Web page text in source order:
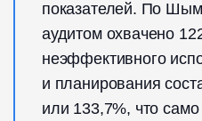
показателей. По
аудитом охвачено
неэффективного
и планирования
или 133,7%, что